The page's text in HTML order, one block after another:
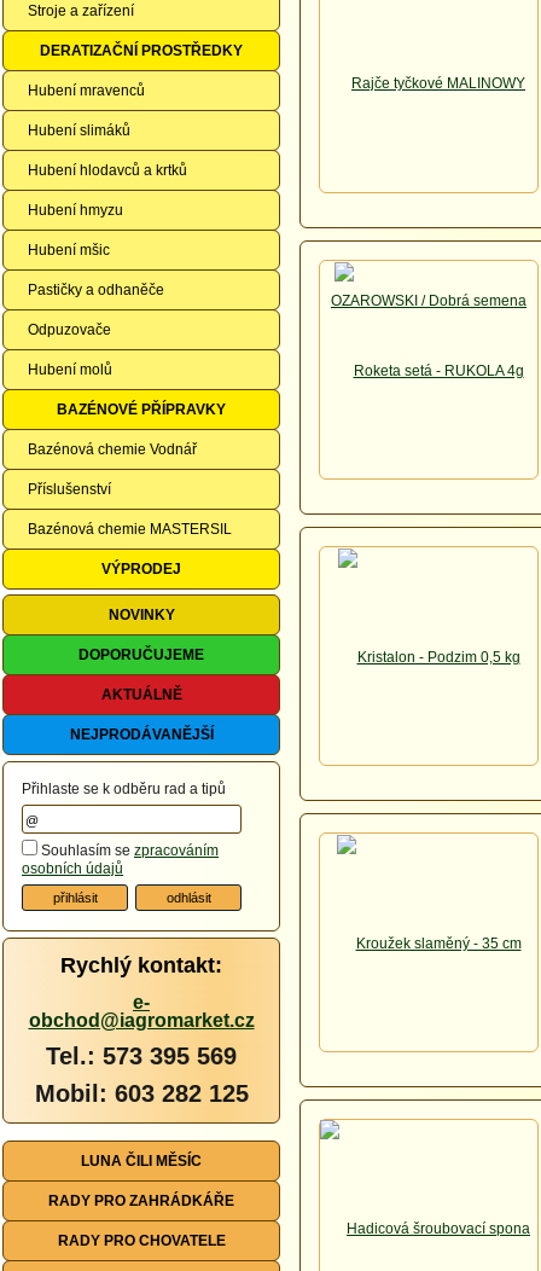
Stroje a zařízení
DERATIZAČNÍ PROSTŘEDKY
Hubení mravenců
Hubení slimáků
Hubení hlodavců a krtků
Hubení hmyzu
Hubení mšic
Pastičky a odhaněče
Odpuzovače
Hubení molů
BAZÉNOVÉ PŘÍPRAVKY
Bazénová chemie Vodnář
Příslušenství
Bazénová chemie MASTERSIL
VÝPRODEJ
NOVINKY
DOPORUČUJEME
AKTUÁLNĚ
NEJPRODÁVANĚJŠÍ
Přihlaste se k odběru rad a tipů
Souhlasím se zpracováním
osobních údajů
Rychlý kontakt:
e-
obchod@iagromarket.cz
Tel.: 573 395 569
Mobil: 603 282 125
LUNA ČILI MĚSÍC
RADY PRO ZAHRÁDKÁŘE
RADY PRO CHOVATELE